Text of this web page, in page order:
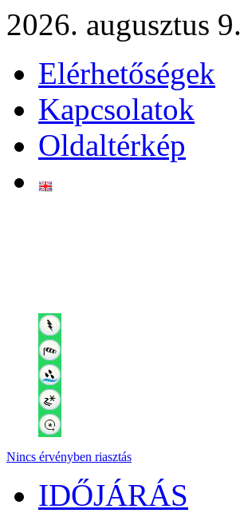
2026. augusztus
Elérhetőségek
Kapcsolatok
Oldaltérkép
Nincs érvényben riasztás
IDŐJÁRÁS